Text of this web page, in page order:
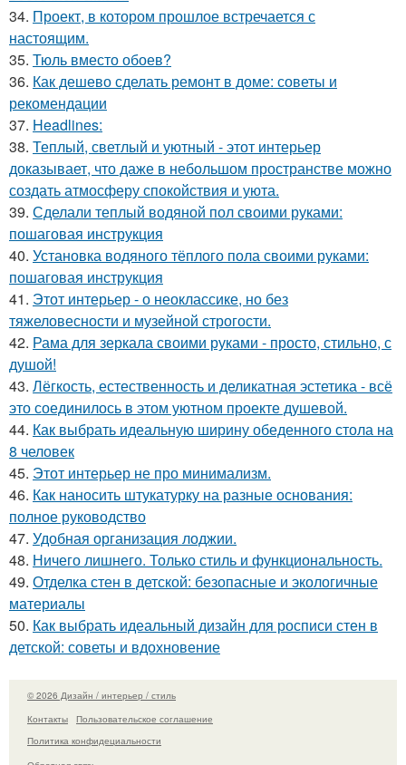
34. Проект, в котором прошлое встречается с
настоящим.
35. Тюль вместо обоев?
36. Как дешево сделать ремонт в доме: советы и
рекомендации
37. Headlines:
38. Теплый, светлый и уютный - этот интерьер
доказывает, что даже в небольшом пространстве можно
создать атмосферу спокойствия и уюта.
39. Сделали теплый водяной пол своими руками:
пошаговая инструкция
40. Установка водяного тёплого пола своими руками:
пошаговая инструкция
41. Этот интерьер - о неоклассике, но без
тяжеловесности и музейной строгости.
42. Рама для зеркала своими руками - просто, стильно, с
душой!
43. Лёгкость, естественность и деликатная эстетика - всё
это соединилось в этом уютном проекте душевой.
44. Как выбрать идеальную ширину обеденного стола на
8 человек
45. Этот интерьер не про минимализм.
46. Как наносить штукатурку на разные основания:
полное руководство
47. Удобная организация лоджии.
48. Ничего лишнего. Только стиль и функциональность.
49. Отделка стен в детской: безопасные и экологичные
материалы
50. Как выбрать идеальный дизайн для росписи стен в
детской: советы и вдохновение
© 2026 Дизайн / интерьер / стиль
Контакты
Пользовательское соглашение
Политика конфидециальности